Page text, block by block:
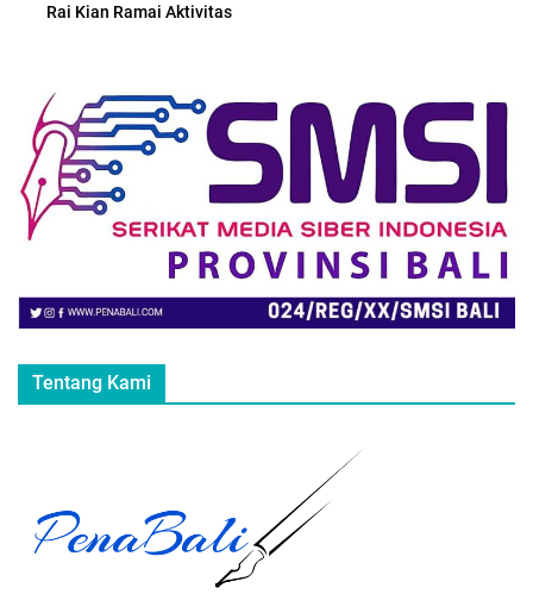
Rai Kian Ramai Aktivitas
Tentang Kami